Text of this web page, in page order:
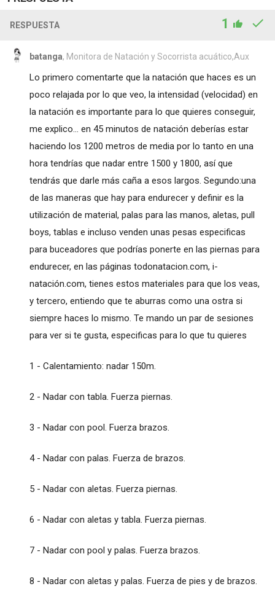
RESPUESTA 1
batanga, Monitora de Natación y Socorrista acuático,Aux
Lo primero comentarte que la natación que haces es un
poco relajada por lo que veo, la intensidad (velocidad) en
la natación es importante para lo que quieres conseguir,
me explico... en 45 minutos de natación deberías estar
haciendo los 1200 metros de media por lo tanto en una
hora tendrías que nadar entre 1500 y 1800, así que
tendrás que darle más caña a esos largos. Segundo:una
de las maneras que hay para endurecer y definir es la
utilización de material, palas para las manos, aletas, pull
boys, tablas e incluso venden unas pesas especificas
para buceadores que podrías ponerte en las piernas para
endurecer, en las páginas todonatacion.com, i-
natación.com, tienes estos materiales para que los veas,
y tercero, entiendo que te aburras como una ostra si
siempre haces lo mismo. Te mando un par de sesiones
para ver si te gusta, especificas para lo que tu quieres
1 - Calentamiento: nadar 150m.
2 - Nadar con tabla. Fuerza piernas.
3 - Nadar con pool. Fuerza brazos.
4 - Nadar con palas. Fuerza de brazos.
5 - Nadar con aletas. Fuerza piernas.
6 - Nadar con aletas y tabla. Fuerza piernas.
7 - Nadar con pool y palas. Fuerza brazos.
8 - Nadar con aletas y palas. Fuerza de pies y de brazos.